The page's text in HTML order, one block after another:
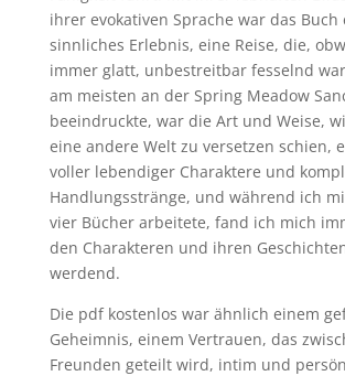
ihrer evokativen Sprache war das Buch
sinnliches Erlebnis, eine Reise, die,
immer glatt, unbestreitbar fesselnd
am meisten an der Spring Meadow
beeindruckte, war die Art und Weise,
eine andere Welt zu versetzen schien,
voller lebendiger Charaktere und
Handlungsstränge, und während ich
vier Bücher arbeitete, fand ich mich
den Charakteren und ihren
werdend.
Die pdf kostenlos war ähnlich einem
Geheimnis, einem Vertrauen, das
Freunden geteilt wird, intim und